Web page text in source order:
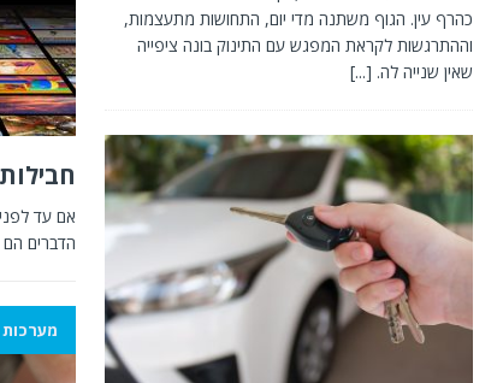
אם עד
הדברים הם
מערכות
כהרף עין. הגוף משתנה מדי יום, התחושות מתעצמות,
וההתרגשות לקראת המפגש עם התינוק בונה ציפייה
שאין שנייה לה. [...]